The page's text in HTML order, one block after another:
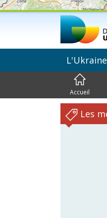
L'Ukraine
Accueil
Les